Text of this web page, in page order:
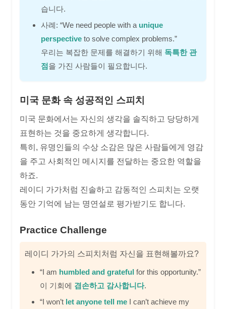
습니다.
사례: “We need people with a unique
perspective to solve complex problems.”
우리는 복잡한 문제를 해결하기 위해 독특한 관
점을 가진 사람들이 필요합니다.
미국 문화 속 성공적인 스피치
미국 문화에서는 자신의 생각을 솔직하고 당당하게
표현하는 것을 중요하게 생각합니다.
특히, 유명인들의 수상 소감은 많은 사람들에게 영감
을 주고 사회적인 메시지를 전달하는 중요한 역할을
하죠.
레이디 가가처럼 진솔하고 감동적인 스피치는 오랫
동안 기억에 남는 명연설로 평가받기도 합니다.
Practice Challenge
레이디 가가의 스피치처럼 자신을 표현해볼까요?
“I am humbled and grateful for this opportunity.”
이 기회에 겸손하고 감사합니다.
“I won’t let anyone tell me I can’t achieve my